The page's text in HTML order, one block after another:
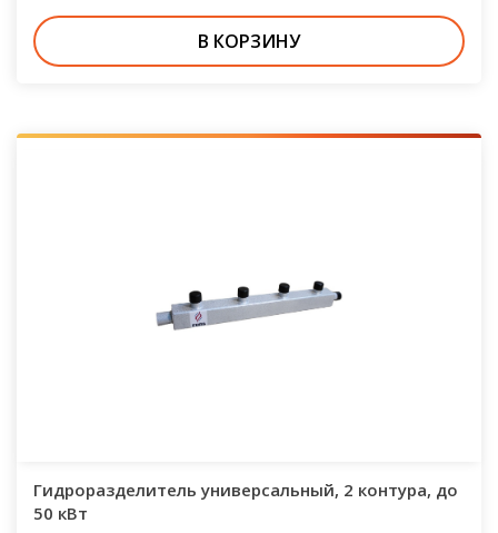
В КОРЗИНУ
Гидроразделитель универсальный, 2 контура, до
50 кВт